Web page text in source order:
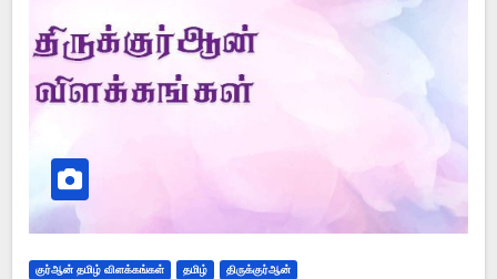
குர்ஆன் தமிழ் விளக்கங்கள் தமிழ் திருக்குர்ஆன்